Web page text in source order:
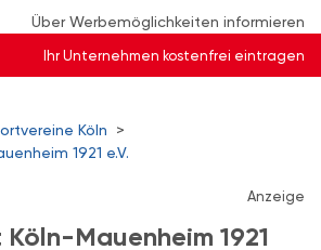
Über Werbemöglichkeiten informieren
Ihr Unternehmen kostenfrei eintragen
Köln
>
1921 e.V.
Anzeige
Mauenheim 1921